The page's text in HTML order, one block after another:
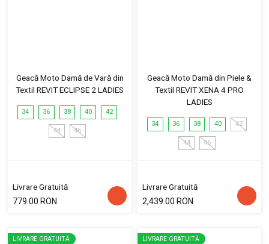
Geacă Moto Damă de Vară din
Textil REVIT ECLIPSE 2 LADIES
34 36 38 40 42
44 46
Livrare Gratuită
779.00 RON
Geacă Moto Damă din Piele &
Textil REVIT XENA 4 PRO
LADIES
34 36 38 40 42
44 46
Livrare Gratuită
2,439.00 RON
LIVRARE GRATUITĂ
LIVRARE GRATUITĂ